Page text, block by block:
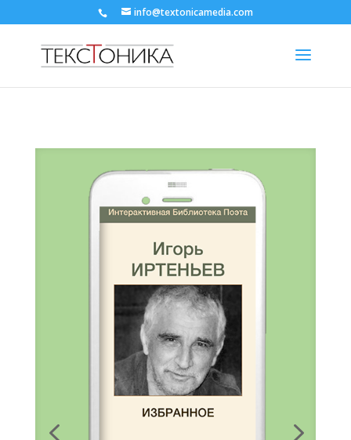
info@textonicamedia.com